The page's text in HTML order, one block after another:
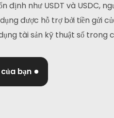
định như USDT và USDC,
được hỗ trợ bởi tiền gửi
tài sản kỹ thuật số trong
bạn